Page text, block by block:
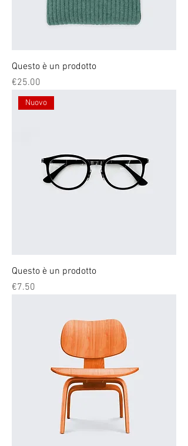
Questo è un prodotto
Price
€25.00
Nuovo
Questo è un prodotto
Price
€7.50